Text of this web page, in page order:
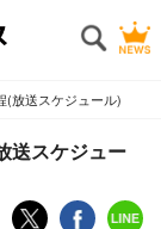
(放送スケジュール)
送スケジュー